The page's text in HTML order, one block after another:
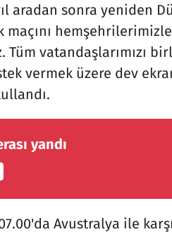
aradan sonra yeniden
maçını
vatandaşlarımızı
vermek üzere dev
yandı
Avustralya ile